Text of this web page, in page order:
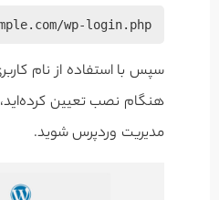
wp-login.php
سپس با استفاده از نام
هنگام نصب تعیین کرده‌اید،
مدیریت وردپرس شوید.